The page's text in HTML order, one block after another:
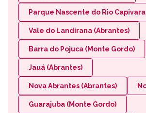
Parque Nascente do Rio Capivara
Vale do Landirana (Abrantes)
Barra do Pojuca (Monte Gordo)
Jauá (Abrantes)
Nova Abrantes (Abrantes)
Guarajuba (Monte Gordo)